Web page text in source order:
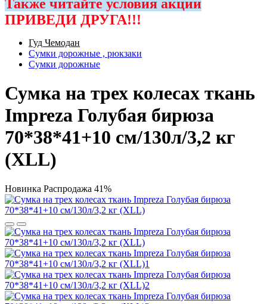
Также читайте условия акции
ПРИВЕДИ ДРУГА!!!
Гуд Чемодан
Сумки дорожные , рюкзаки
Сумки дорожные
Сумка на трех колесах ткань
Impreza Голубая бирюза
70*38*41+10 см/130л/3,2 кг
(XLL)
Новинка Распродажа 41%